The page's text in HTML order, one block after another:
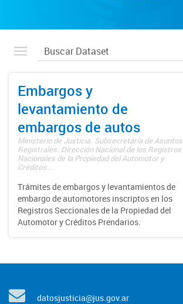
Embargos y
levantamiento de
embargos de autos
Ministerio de Justicia. Subsecretaría de Asuntos
Registrales. Dirección Nacional de los Registros
Nacionales de la Propiedad del Automotor y
Créditos ...
Trámites de embargos y levantamientos de
embargo de automotores inscriptos en los
Registros Seccionales de la Propiedad del
Automotor y Créditos Prendarios.
datosjusticia@jus.gov.ar